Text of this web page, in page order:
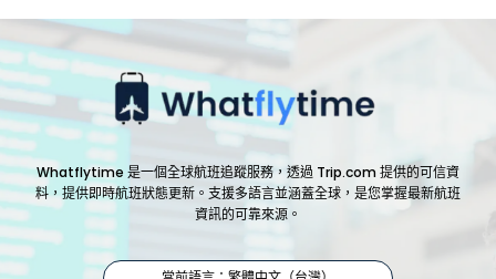
Whatflytime 是一個全球航班追蹤服務，透過 Trip.com 提供的可信資
料，提供即時航班狀態更新。支援多語言並涵蓋全球，是您掌握最新航班
資訊的可靠來源。